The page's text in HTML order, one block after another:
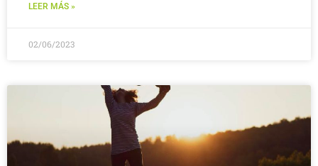
LEER MÁS »
02/06/2023